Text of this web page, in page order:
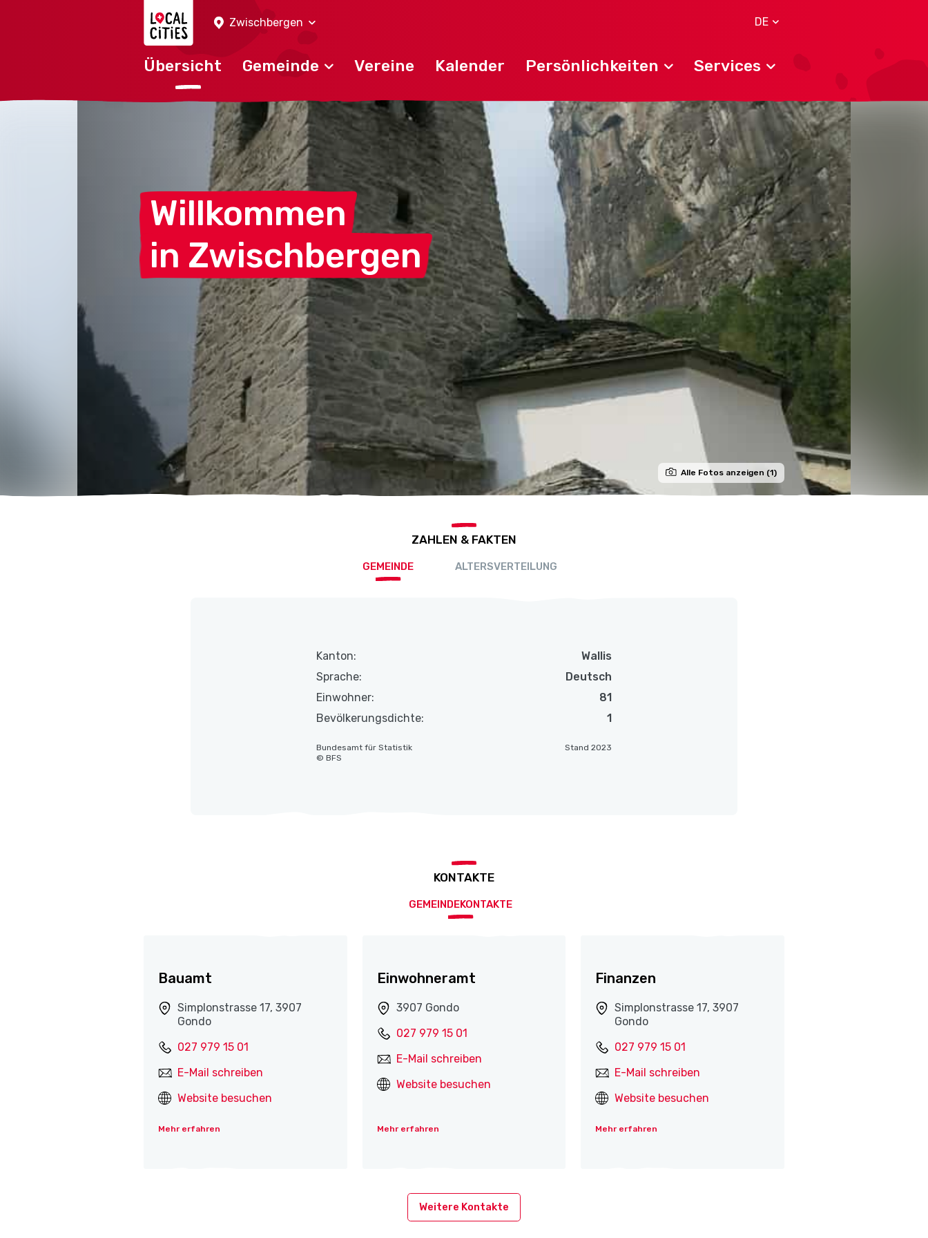
Zwischbergen
DE
Übersicht Gemeinde Vereine Kalender Persönlichkeiten Services
Willkommen
in Zwischbergen
Alle Fotos anzeigen (1)
ZAHLEN & FAKTEN
GEMEINDE ALTERSVERTEILUNG
Kanton:
Wallis
Sprache:
Deutsch
Einwohner:
81
Bevölkerungsdichte:
1
Stand 2023
Bundesamt für Statistik
© BFS
KONTAKTE
GEMEINDEKONTAKTE
Bauamt
Simplonstrasse 17, 3907
Gondo
027 979 15 01
E-Mail schreiben
Website besuchen
Mehr erfahren
Einwohneramt
3907 Gondo
027 979 15 01
E-Mail schreiben
Website besuchen
Mehr erfahren
Finanzen
Simplonstrasse 17, 3907
Gondo
027 979 15 01
E-Mail schreiben
Website besuchen
Mehr erfahren
Weitere Kontakte